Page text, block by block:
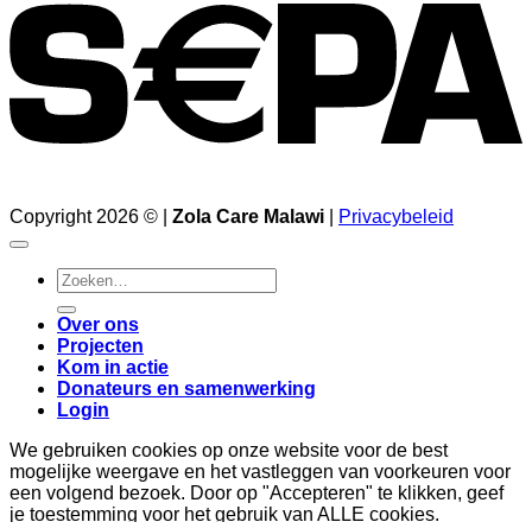
Copyright 2026 © | Zola Care Malawi Privacybeleid
Zoeken
naar:
Over ons
Projecten
Kom in actie
Donateurs en samenwerking
Login
We gebruiken cookies op onze website voor de best
mogelijke weergave en het vastleggen van voorkeuren voor
een volgend bezoek. Door op "Accepteren" te klikken, geef
je toestemming voor het gebruik van ALLE cookies.